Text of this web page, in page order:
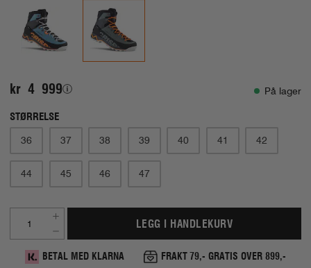
kr 4 999 På lager
STØRRELSE
36 37 38 39 40 41 42
44 45 46 47
LEGG I HANDLEKURV
BETAL MED KLARNA FRAKT 79,- GRATIS OVER 899,-